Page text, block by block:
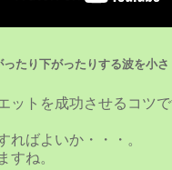
ったり下がったりする波を小
ットを成功させるコツで
ればよいか・・・。
すね。